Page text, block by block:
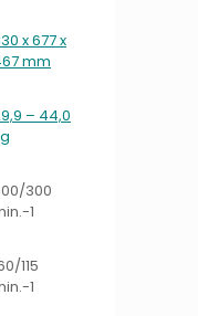
x 677 x
mm
– 44,0
300
1
115
1